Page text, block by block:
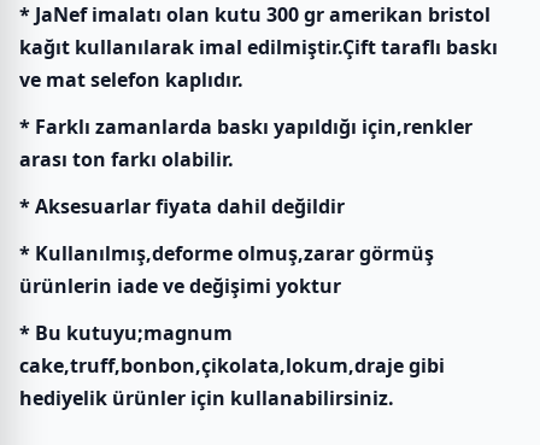
* JaNef imalatı olan kutu 300 gr amerikan bristol
kağıt kullanılarak imal edilmiştir.Çift taraflı baskı
ve mat selefon kaplıdır.
* Farklı zamanlarda baskı yapıldığı için,renkler
arası ton farkı olabilir.
* Aksesuarlar fiyata dahil değildir
* Kullanılmış,deforme olmuş,zarar görmüş
ürünlerin iade ve değişimi yoktur
* Bu kutuyu;magnum
cake,truff,bonbon,çikolata,lokum,draje gibi
hediyelik ürünler için kullanabilirsiniz.